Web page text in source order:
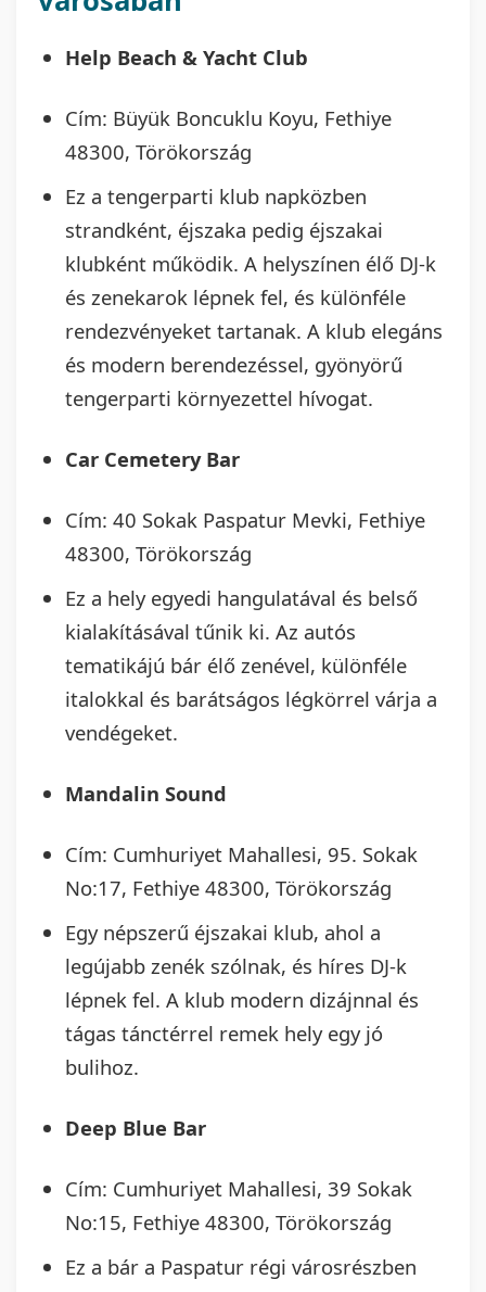
Help Beach & Yacht Club
Cím: Büyük Boncuklu Koyu, Fethiye
48300, Törökország
Ez a tengerparti klub napközben
strandként, éjszaka pedig éjszakai
klubként működik. A helyszínen élő DJ-k
és zenekarok lépnek fel, és különféle
rendezvényeket tartanak. A klub elegáns
és modern berendezéssel, gyönyörű
tengerparti környezettel hívogat.
Car Cemetery Bar
Cím: 40 Sokak Paspatur Mevki, Fethiye
48300, Törökország
Ez a hely egyedi hangulatával és belső
kialakításával tűnik ki. Az autós
tematikájú bár élő zenével, különféle
italokkal és barátságos légkörrel várja a
vendégeket.
Mandalin Sound
Cím: Cumhuriyet Mahallesi, 95. Sokak
No:17, Fethiye 48300, Törökország
Egy népszerű éjszakai klub, ahol a
legújabb zenék szólnak, és híres DJ-k
lépnek fel. A klub modern dizájnnal és
tágas tánctérrel remek hely egy jó
bulihoz.
Deep Blue Bar
Cím: Cumhuriyet Mahallesi, 39 Sokak
No:15, Fethiye 48300, Törökország
Ez a bár a Paspatur régi városrészben